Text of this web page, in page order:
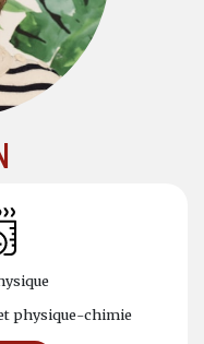
physique-chimie